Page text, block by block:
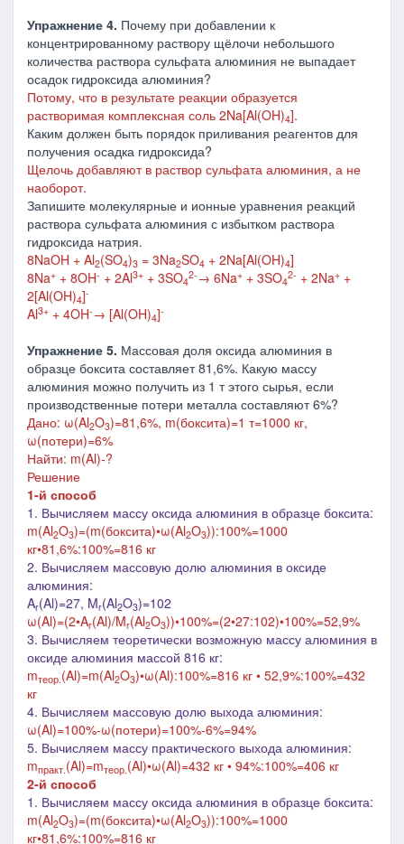
Упражнение 4. Почему при добавлении к
концентрированному раствору щёлочи небольшого
количества раствора сульфата алюминия не выпадает
осадок гидроксида алюминия?
Потому, что в результате реакции образуется
растворимая комплексная соль 2Na[Al(OH)4].
Каким должен быть порядок приливания реагентов для
получения осадка гидроксида?
Щелочь добавляют в раствор сульфата алюминия, а не
наоборот.
Запишите молекулярные и ионные уравнения реакций
раствора сульфата алюминия с избытком раствора
гидроксида натрия.
8NaOH + Al2(SO4)3 = 3Na2SO4 + 2Na[Al(OH)4]
8Na+ + 8OH- + 2Al3+ + 3SO4
2- → 6Na+ + 3SO4
2- + 2Na+ +
2[Al(OH)4]-
Al3+ + 4OH- → [Al(OH)4]-
Упражнение 5. Массовая доля оксида алюминия в
образце боксита составляет 81,6%. Какую массу
алюминия можно получить из 1 т этого сырья, если
производственные потери металла составляют 6%?
Дано: ω(Al2O3)=81,6%, m(боксита)=1 т=1000 кг,
ω(потери)=6%
Найти: m(Al)-?
Решение
1-й способ
1. Вычисляем массу оксида алюминия в образце боксита:
m(Al2O3)=(m(боксита)•ω(Al2O3)):100%=1000
кг•81,6%:100%=816 кг
2. Вычисляем массовую долю алюминия в оксиде
алюминия:
Ar(Al)=27, Mr(Al2O3)=102
ω(Al)=(2•Ar(Al)/Mr(Al2O3))•100%=(2•27:102)•100%=52,9%
3. Вычисляем теоретически возможную массу алюминия в
оксиде алюминия массой 816 кг:
mтеор. (Al)=m(Al2O3)•ω(Al):100%=816 кг • 52,9%:100%=432
кг
4. Вычисляем массовую долю выхода алюминия:
ω(Al)=100%-ω(потери)=100%-6%=94%
5. Вычисляем массу практического выхода алюминия:
mпракт. (Al)=mтеор. (Al)•ω(Al)=432 кг • 94%:100%=406 кг
2-й способ
1. Вычисляем массу оксида алюминия в образце боксита:
m(Al2O3)=(m(боксита)•ω(Al2O3)):100%=1000
кг•81,6%:100%=816 кг